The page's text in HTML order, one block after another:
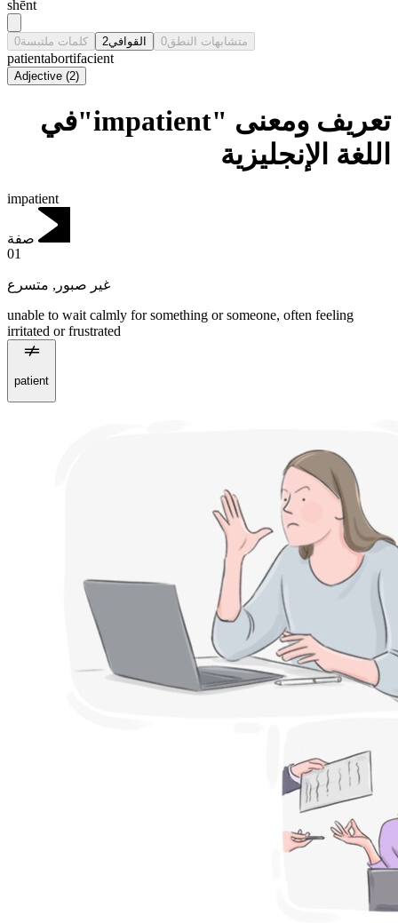
shēnt
كلمات ملتبسة0 القوافي2 متشابهات النطق0
patientabortifacient
Adjective (2)
تعريف ومعنى "impatient"في
اللغة الإنجليزية
impatient
صفة
01
غير صبور , متسرع
unable to wait calmly for something or someone, often feeling
irritated or frustrated
patient